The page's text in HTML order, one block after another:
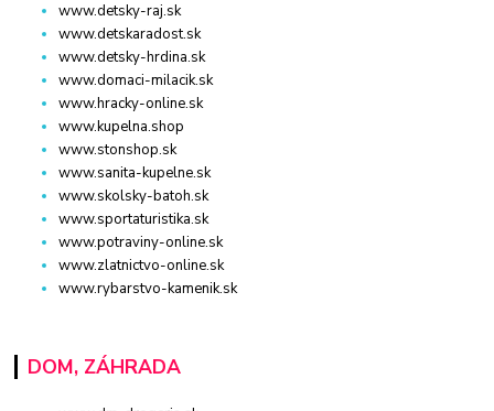
www.detsky-raj.sk
www.detskaradost.sk
www.detsky-hrdina.sk
www.domaci-milacik.sk
www.hracky-online.sk
www.kupelna.shop
www.stonshop.sk
www.sanita-kupelne.sk
www.skolsky-batoh.sk
www.sportaturistika.sk
www.potraviny-online.sk
www.zlatnictvo-online.sk
www.rybarstvo-kamenik.sk
DOM, ZÁHRADA